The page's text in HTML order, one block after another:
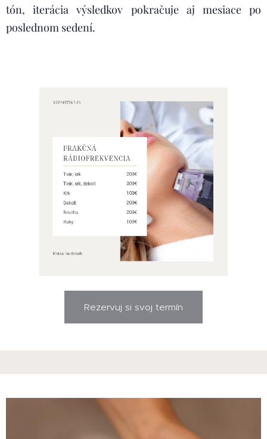
tón, iterácia výsledkov pokračuje aj mesiace po
poslednom sedení.
Rezervuj si svoj termín